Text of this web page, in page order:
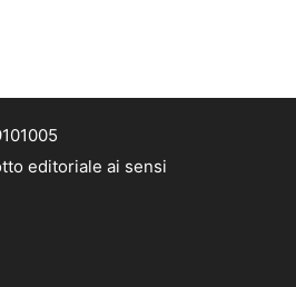
editoriale ai sensi